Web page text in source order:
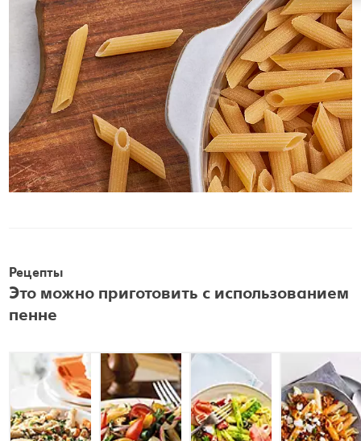
Рецепты
Это можно приготовить с использованием
пенне
Penne cu fasole
borlotti
Не более 60 минут
Salată de
paste cu
rucola, roșii și
cașcaval
afumat
Salată de
penne cu
șuncă